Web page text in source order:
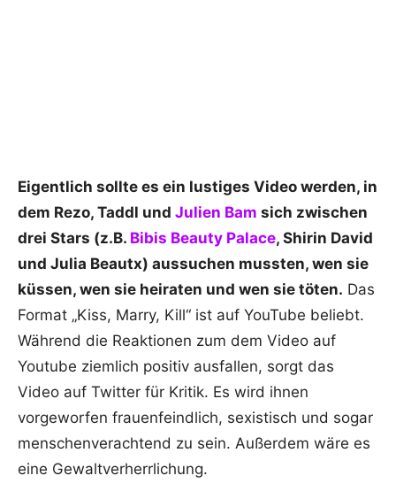
Eigentlich sollte es ein lustiges Video werden, in
dem Rezo, Taddl und Julien Bam sich zwischen
drei Stars (z.B. Bibis Beauty Palace, Shirin David
und Julia Beautx) aussuchen mussten, wen sie
küssen, wen sie heiraten und wen sie töten. Das
Format „Kiss, Marry, Kill“ ist auf YouTube beliebt.
Während die Reaktionen zum dem Video auf
Youtube ziemlich positiv ausfallen, sorgt das
Video auf Twitter für Kritik. Es wird ihnen
vorgeworfen frauenfeindlich, sexistisch und sogar
menschenverachtend zu sein. Außerdem wäre es
eine Gewaltverherrlichung.